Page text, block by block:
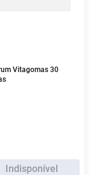
Vitagomas 30
Indisponível